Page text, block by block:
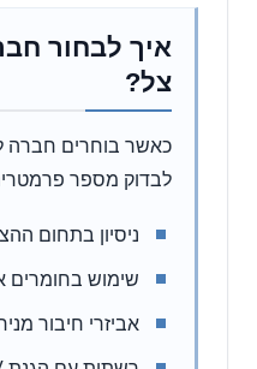
איך לבחור
צל?
כאשר בוחרים חברה
לבדוק מספר
ניסיון בתחום
שימוש בחומרים
אביזרי חיבור